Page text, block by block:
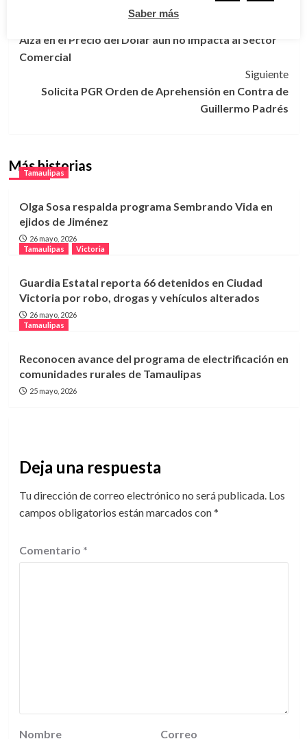
de
entradas
Alza en el Precio del Dólar aún no Impacta al Sector
Comercial
Siguiente
Solicita PGR Orden de Aprehensión en Contra de
Guillermo Padrés
Más historias
Tamaulipas
Olga Sosa respalda programa Sembrando Vida en
ejidos de Jiménez
26 mayo, 2026
Tamaulipas
Victoria
Guardia Estatal reporta 66 detenidos en Ciudad
Victoria por robo, drogas y vehículos alterados
26 mayo, 2026
Tamaulipas
Reconocen avance del programa de electrificación en
comunidades rurales de Tamaulipas
25 mayo, 2026
Deja una respuesta
Tu dirección de correo electrónico no será publicada. Los
campos obligatorios están marcados con*
Comentario *
Nombre
Correo
Saber más